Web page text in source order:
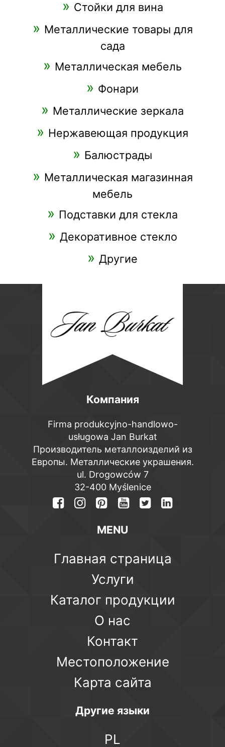
Стойки для вина
Металлические товары для
сада
Металлическая мебель
Фонари
Металлические зеркала
Нержавеющая продукция
Балюстрады
Металлическая магазинная
мебель
Подставки для стекла
Декоративное стекло
Другие
Компания
Firma produkcyjno-handlowo-
usługowa Jan Burkat
Производитель металлоизделий из
Европы. Металлические украшения.
ul. Drogowców 7
32-400 Myślenice
MENU
Главная страница
Услуги
Каталог продукции
О нас
Контакт
Местоположение
Карта сайта
Другие языки
PL